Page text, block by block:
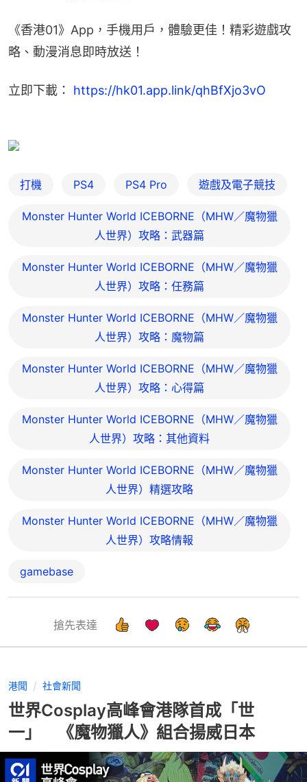
《香港01》App，手機用戶，體驗更佳！精彩遊戲攻
略、動漫消息即時放送！
立即下載： https://hk01.app.link/qhBfXjo3vO
打機 PS4 PS4 Pro 遊戲及電子競技
Monster Hunter World ICEBORNE（MHW／魔物獵
人世界）攻略：武器篇
Monster Hunter World ICEBORNE（MHW／魔物獵
人世界）攻略：任務篇
Monster Hunter World ICEBORNE（MHW／魔物獵
人世界）攻略：魔物篇
Monster Hunter World ICEBORNE（MHW／魔物獵
人世界）攻略：心得篇
Monster Hunter World ICEBORNE（MHW／魔物獵
人世界）攻略：其他資料
Monster Hunter World ICEBORNE（MHW／魔物獵
人世界）精選攻略
Monster Hunter World ICEBORNE（MHW／魔物獵
人世界）攻略情報
gamebase
搶先表達
港聞 社會新聞
世界Cosplay高峰會港隊首成「世
一」 《魔物獵人》組合揚威日本